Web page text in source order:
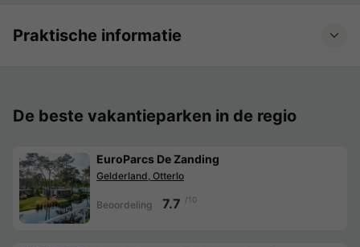
Praktische informatie
De beste vakantieparken in de regio
EuroParcs De Zanding
Gelderland, Otterlo
Beoordeling 7.7 /10